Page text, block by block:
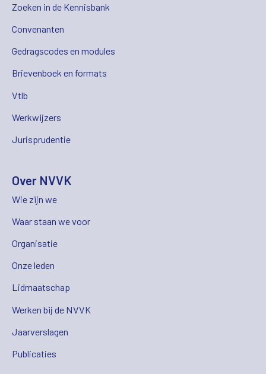
Zoeken in de Kennisbank
Convenanten
Gedragscodes en modules
Brievenboek en formats
Vtlb
Werkwijzers
Jurisprudentie
Over NVVK
Wie zijn we
Waar staan we voor
Organisatie
Onze leden
Lidmaatschap
Werken bij de NVVK
Jaarverslagen
Publicaties